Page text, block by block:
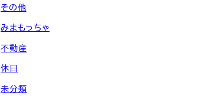
その他
みまもっちゃ
不動産
休日
未分類